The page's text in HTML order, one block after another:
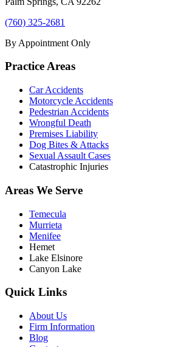
(760) 325-2681
By Appointment Only
Practice Areas
Car Accidents
Motorcycle Accidents
Pedestrian Accidents
Wrongful Death
Premises Liability
Dog Bites & Attacks
Sexual Assault Cases
Catastrophic Injuries
Areas We Serve
Temecula
Murrieta
Menifee
Hemet
Lake Elsinore
Canyon Lake
Quick Links
About Us
Firm Information
Blog